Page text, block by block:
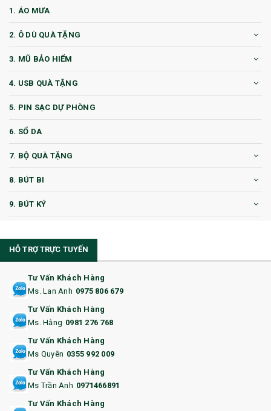
1. ÁO MƯA
2. Ô DÙ QUÀ TẶNG
3. MŨ BẢO HIỂM
4. USB QUÀ TẶNG
5. PIN SẠC DỰ PHÒNG
6. SỔ DA
7. BỘ QUÀ TẶNG
8. BÚT BI
9. BÚT KÝ
11. CỐC/BÌNH GIỮ NHIỆT
12. BÌNH NƯỚC
14. HỘP/VÍ ĐỰNG NAMECARD
15. BỘ BẤM MÓNG
16. BAO HỘ CHIẾU
HỖ TRỢ TRỰC TUYẾN
Tư Vấn Khách Hàng
Ms. Lan Anh 0975 806 679
Tư Vấn Khách Hàng
Ms. Hằng 0981 276 768
Tư Vấn Khách Hàng
Ms Quyên 0355 992 009
Tư Vấn Khách Hàng
Ms Trần Anh 0971466891
Tư Vấn Khách Hàng